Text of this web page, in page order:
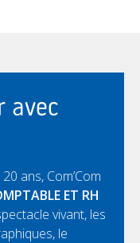
avec
ans, Com’Com
ET RH
vivant, les
le